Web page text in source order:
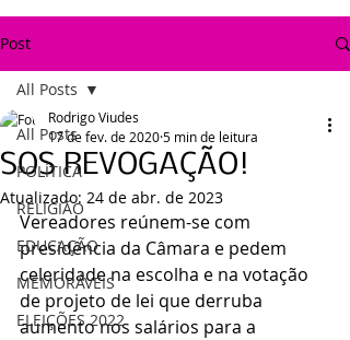
Post
All Posts
POLÍTICA
RELIGIÃO
EDUCAÇÃO
MEMORÁVEIS
ELEIÇÕES 2022
All Posts
SOS REVOGAÇÃO!
Rodrigo Viudes
17 de fev. de 20205 min de leitura
Atualizado: 24 de abr. de 2023
Vereadores reúnem-se com
presidência da Câmara e pedem
celeridade na escolha e na votação
de projeto de lei que derruba
aumento nos salários para a